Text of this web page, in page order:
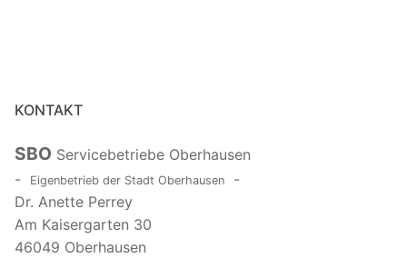
KONTAKT
SBO Servicebetriebe Oberhausen
-
Eigenbetrieb der Stadt Oberhausen
-
Dr. Anette Perrey
Am Kaisergarten 30
46049 Oberhausen